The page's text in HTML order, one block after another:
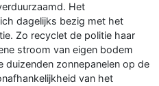
Het
dagelijks bezig met het
Zo recyclet de politie haar
stroom van eigen bodem
duizenden zonnepanelen op de
van het